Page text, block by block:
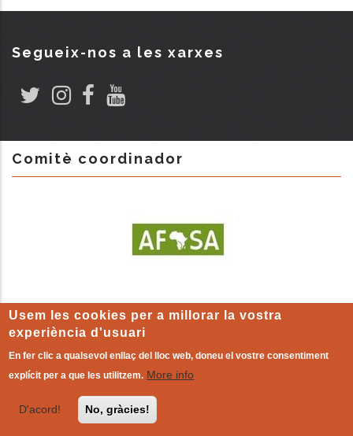
Segueix-nos a les xarxes
Comitè coordinador
Usem les cookies per a millorar la vostra
experiència d'usuari
En fer clic a qualsevol enllaç del lloc web, doneu el vostre consentiment
explícit per a que les utilitzem. More info
D'acord! No, gràcies!